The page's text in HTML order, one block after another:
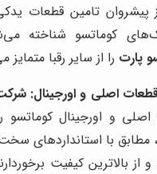
پیشروان تامین قطعات
کوماتسو شناخته
پارت را از سایر رقبا متمایز
اصلی و اورجینال:
و اورجینال کوماتسو
با استانداردهای
از بالاترین کیفیت